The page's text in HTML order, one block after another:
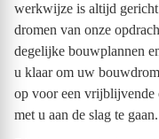
werkwijze is altijd gericht
dromen van onze
degelijke bouwplannen
u klaar om uw
op voor een vrijblijvende
met u aan de slag te gaan.